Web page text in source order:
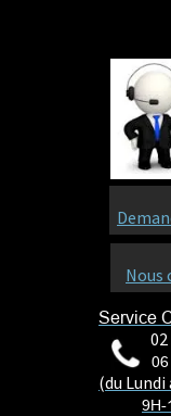
Service
02
(du Lundi
9H-
Nous